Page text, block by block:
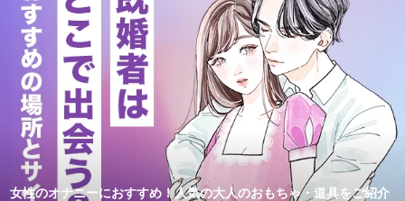
女性のオナニーにおすすめ！人気の大人のおもちゃ・道具をご紹介